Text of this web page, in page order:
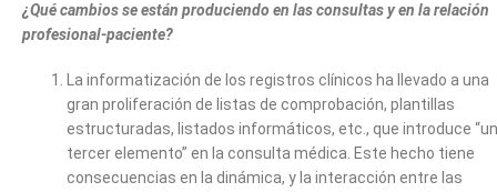
¿Qué cambios se están produciendo en las consultas y en la relación
profesional-paciente?
La informatización de los registros clínicos ha llevado a una
gran proliferación de listas de comprobación, plantillas
estructuradas, listados informáticos, etc., que introduce “un
tercer elemento” en la consulta médica. Este hecho tiene
consecuencias en la dinámica, y la interacción entre las